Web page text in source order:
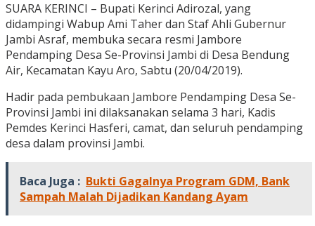
SUARA KERINCI – Bupati Kerinci Adirozal, yang
didampingi Wabup Ami Taher dan Staf Ahli Gubernur
Jambi Asraf, membuka secara resmi Jambore
Pendamping Desa Se-Provinsi Jambi di Desa Bendung
Air, Kecamatan Kayu Aro, Sabtu (20/04/2019).
Hadir pada pembukaan Jambore Pendamping Desa Se-
Provinsi Jambi ini dilaksanakan selama 3 hari, Kadis
Pemdes Kerinci Hasferi, camat, dan seluruh pendamping
desa dalam provinsi Jambi.
Baca Juga : Bukti Gagalnya Program GDM, Bank
Sampah Malah Dijadikan Kandang Ayam